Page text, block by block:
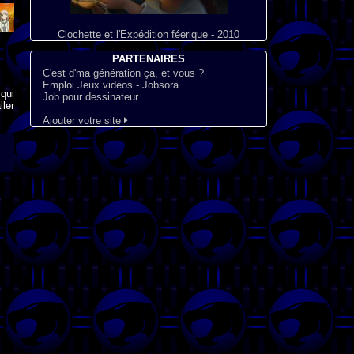
Clochette et l'Expédition féerique - 2010
PARTENAIRES
C'est d'ma génération ça, et vous ?
Emploi Jeux vidéos - Jobsora
Job pour dessinateur
Ajouter votre site